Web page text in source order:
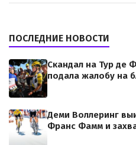
ПОСЛЕДНИЕ НОВОСТИ
Скандал на Тур де
подала жалобу на
Деми Воллеринг
Франс Фамм и